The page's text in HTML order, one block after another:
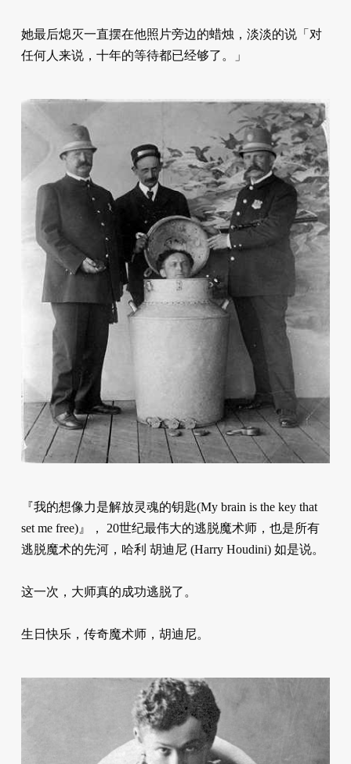
她最后熄灭一直摆在他照片旁边的蜡烛，淡淡的说「对
任何人来说，十年的等待都已经够了。」
『我的想像力是解放灵魂的钥匙(My brain is the key that
set me free)』， 20世纪最伟大的逃脱魔术师，也是所有
逃脱魔术的先河，哈利 胡迪尼 (Harry Houdini) 如是说。
这一次，大师真的成功逃脱了。
生日快乐，传奇魔术师，胡迪尼。